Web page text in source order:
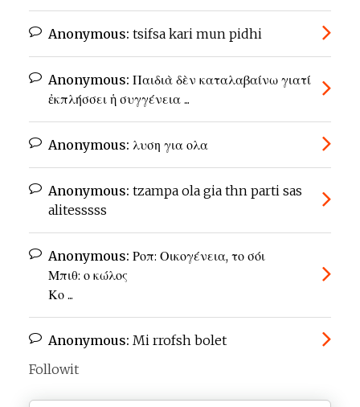
Anonymous: tsifsa kari mun pidhi
Anonymous: Παιδιὰ δὲν καταλαβαίνω γιατί
ἐκπλήσσει ἡ συγγένεια ...
Anonymous: λυση για ολα
Anonymous: tzampa ola gia thn parti sas
alitesssss
Anonymous: Ροπ: Οικογένεια, το σόι
Μπιθ: ο κώλος
Κο ...
Anonymous: Mi rrofsh bolet
Followit